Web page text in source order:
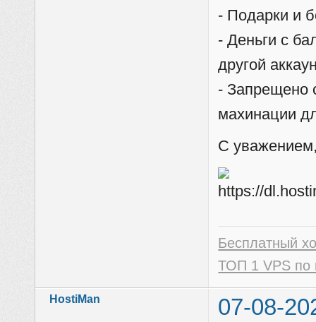
- Подарки и
- Деньги с
другой
- Запрещено
махинации
С
Бесплатный
ТОП 1 VPS по
HostiMan 07-08-